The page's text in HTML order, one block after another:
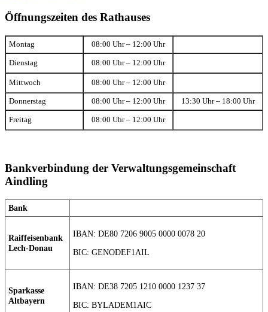
Öffnungszeiten des Rathauses
Montag 08:00 Uhr – 12:00 Uhr
Dienstag 08:00 Uhr – 12:00 Uhr
Mittwoch 08:00 Uhr – 12:00 Uhr
Donnerstag 08:00 Uhr – 12:00 Uhr 13:30 Uhr – 18:00 Uhr
Freitag 08:00 Uhr – 12:00 Uhr
Bankverbindung der Verwaltungsgemeinschaft
Aindling
Bank
Raiffeisenbank
Lech-Donau
IBAN: DE80 7206 9005 0000 0078 20
BIC: GENODEF1AIL
Sparkasse
Altbayern
IBAN: DE38 7205 1210 0000 1237 37
BIC: BYLADEM1AIC